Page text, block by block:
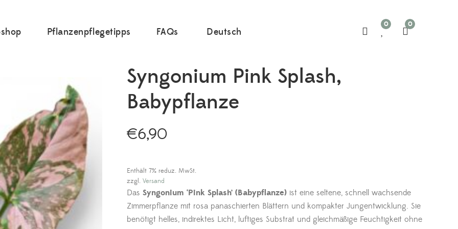
Pflanzenpflegetipps FAQs Deutsch
0 0
Syngonium Pink Splash,
Babypflanze
€6,90
Enthält 7% reduz. MwSt.
zzgl.Versand
DasSyngonium ‘Pink Splash’ (Babypflanze) ist eine seltene, schnell wachsende
Zimmerpflanze mit rosa panaschierten Blättern und kompakter Jungentwicklung. Sie
benötigt helles, indirektes Licht, luftiges Substrat und gleichmäßige Feuchtigkeit ohne